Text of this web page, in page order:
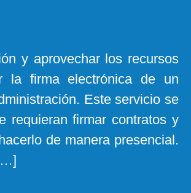
y aprovechar los recursos
la firma electrónica de un
Este servicio se
requieran firmar contratos y
de manera presencial.